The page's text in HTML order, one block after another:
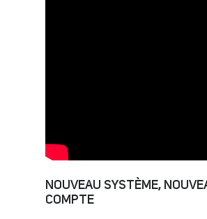
NOUVEAU SYSTÈME,
COMPTE